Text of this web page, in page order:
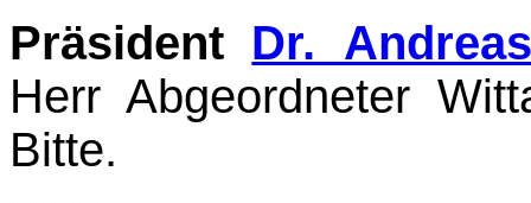
Präsident Dr.
Herr Abgeordneter
Bitte.